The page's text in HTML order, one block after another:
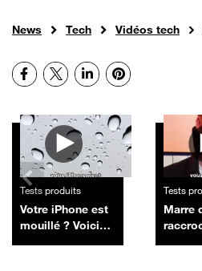
News Tech Vidéos tech
Facebook
X LinkedInPinterest
Autres vidéos
Tests produits
Votre iPhone est
mouillé ? Voici
Tests
Marre